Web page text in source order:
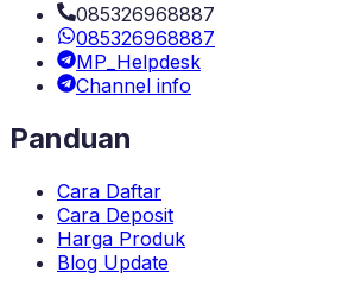
085326968887
085326968887
MP_Helpdesk
Channel info
Panduan
Cara Daftar
Cara Deposit
Harga Produk
Blog Update